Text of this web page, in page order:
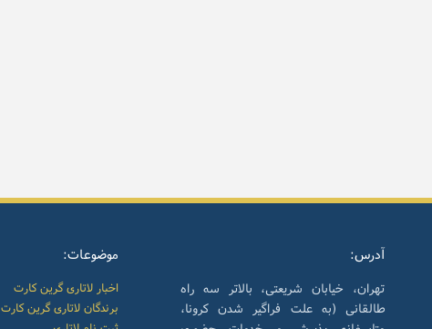
موضوعات:
اخبار لاتاری گرین کارت
برندگان لاتاری گرین کارت
آدرس:
تهران، خیابان شریعتی، بالاتر سه راه
طالقانی (به علت فراگیر شدن کرونا،